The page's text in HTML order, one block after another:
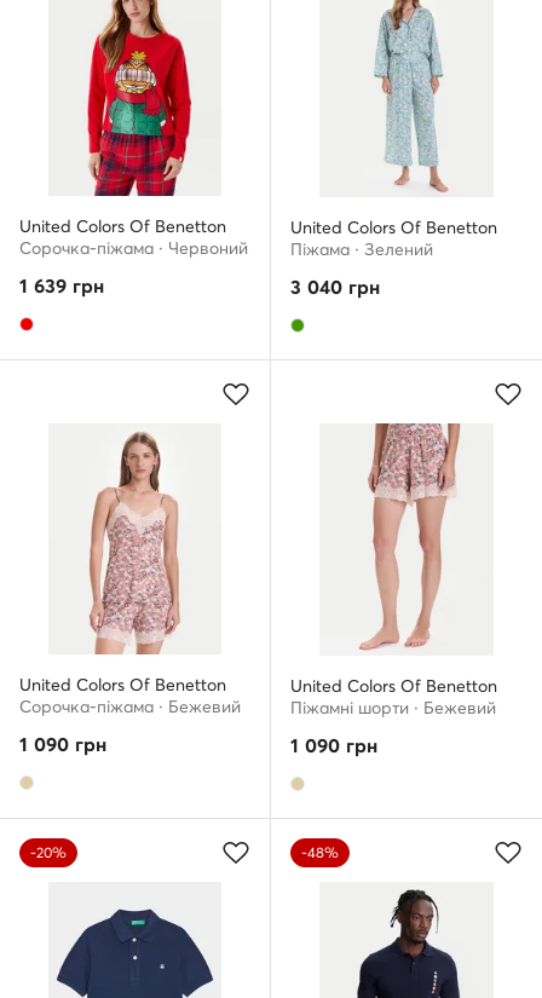
United Colors Of Benetton
Сорочка-піжама · Червоний
1 639 грн
United Colors Of Benetton
Піжама · Зелений
3 040 грн
United Colors Of Benetton
Сорочка-піжама · Бежевий
1 090 грн
United Colors Of Benetton
Піжамні шорти · Бежевий
1 090 грн
-20% -48%